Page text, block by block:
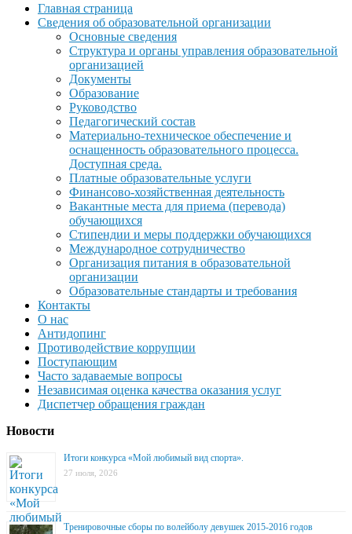
Главная страница
Сведения об образовательной организации
Основные сведения
Структура и органы управления образовательной
организацией
Документы
Образование
Руководство
Педагогический состав
Материально-техническое обеспечение и
оснащенность образовательного процесса.
Доступная среда.
Платные образовательные услуги
Финансово-хозяйственная деятельность
Вакантные места для приема (перевода)
обучающихся
Стипендии и меры поддержки обучающихся
Международное сотрудничество
Организация питания в образовательной
организации
Образовательные стандарты и требования
Контакты
О нас
Антидопинг
Противодействие коррупции
Поступающим
Часто задаваемые вопросы
Независимая оценка качества оказания услуг
Диспетчер обращения граждан
Новости
Итоги конкурса «Мой любимый вид спорта».
27 июля, 2026
Тренировочные сборы по волейболу девушек 2015-2016 годов